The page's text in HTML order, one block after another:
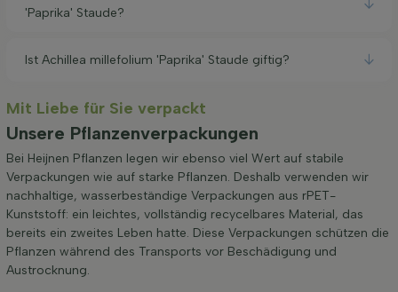
'Paprika' Staude?
Ist Achillea millefolium 'Paprika' Staude giftig?
Mit Liebe für Sie verpackt
Unsere Pflanzenverpackungen
Bei Heijnen Pflanzen legen wir ebenso viel Wert auf stabile
Verpackungen wie auf starke Pflanzen. Deshalb verwenden wir
nachhaltige, wasserbeständige Verpackungen aus rPET-
Kunststoff: ein leichtes, vollständig recycelbares Material, das
bereits ein zweites Leben hatte. Diese Verpackungen schützen die
Pflanzen während des Transports vor Beschädigung und
Austrocknung.